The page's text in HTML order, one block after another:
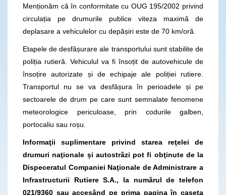
Menționăm că în conformitate cu OUG 195/2002 privind
circulația pe drumurile publice viteza maximă de
deplasare a vehiculelor cu depășiri este de 70 km/oră.
Etapele de desfășurare ale transportului sunt stabilite de
poliția rutieră. Vehiculul va fi însoțit de autovehicule de
însoțire autorizate și de echipaje ale poliției rutiere.
Transportul nu se va desfășura în perioadele și pe
sectoarele de drum pe care sunt semnalate fenomene
meteorologice periculoase, prin codurile galben,
portocaliu sau roșu.
Informaţii suplimentare privind starea reţelei de
drumuri naţionale și autostrăzi pot fi obţinute de la
Dispeceratul Companiei Naţionale de Administrare a
Infrastructurii Rutiere S.A., la numărul de telefon
021/9360 sau accesând pe prima pagina în caseta